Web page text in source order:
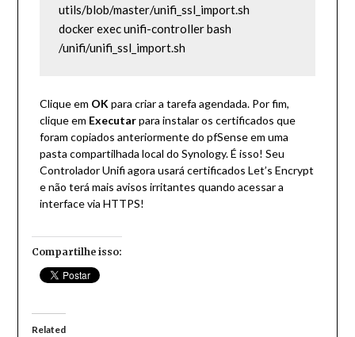
utils/blob/master/unifi_ssl_import.sh
docker exec unifi-controller bash
/unifi/unifi_ssl_import.sh
Clique em OK para criar a tarefa agendada. Por fim,
clique em Executarpara instalar os certificados que
foram copiados anteriormente do pfSense em uma
pasta compartilhada local do Synology. É isso! Seu
Controlador Unifi agora usará certificados Let’s Encrypt
e não terá mais avisos irritantes quando acessar a
interface via HTTPS!
Compartilhe isso:
Related